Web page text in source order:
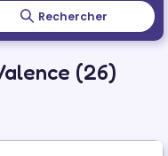
Rechercher
(26)